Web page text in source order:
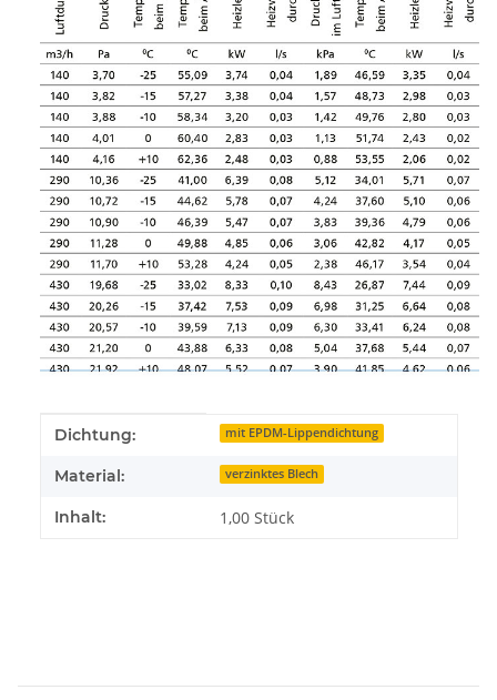
Produkteigenschaft
Wert
Dichtung: mit EPDM-Lippendichtung
Material: verzinktes Blech
Inhalt: 1,00 Stück